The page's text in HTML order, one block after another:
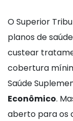
O Superior
planos de
custear
cobertura
Saúde
Econômico.
aberto para os